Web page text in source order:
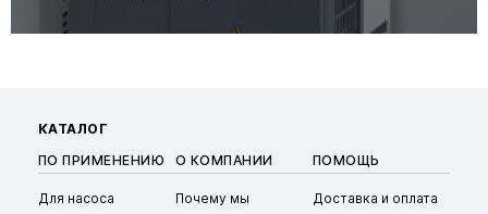
КАТАЛОГ
ПО ПРИМЕНЕНИЮ
Для насоса
О КОМПАНИИ
Почему мы
ПОМОЩЬ
Доставка и оплата